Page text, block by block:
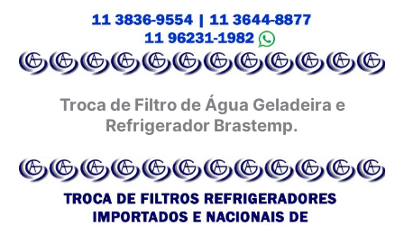
Troca de Filtro de Água Geladeira e
Refrigerador Brastemp.